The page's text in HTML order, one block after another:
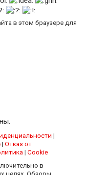
в этом браузере для
|
| Отказ от
| Cookie
в